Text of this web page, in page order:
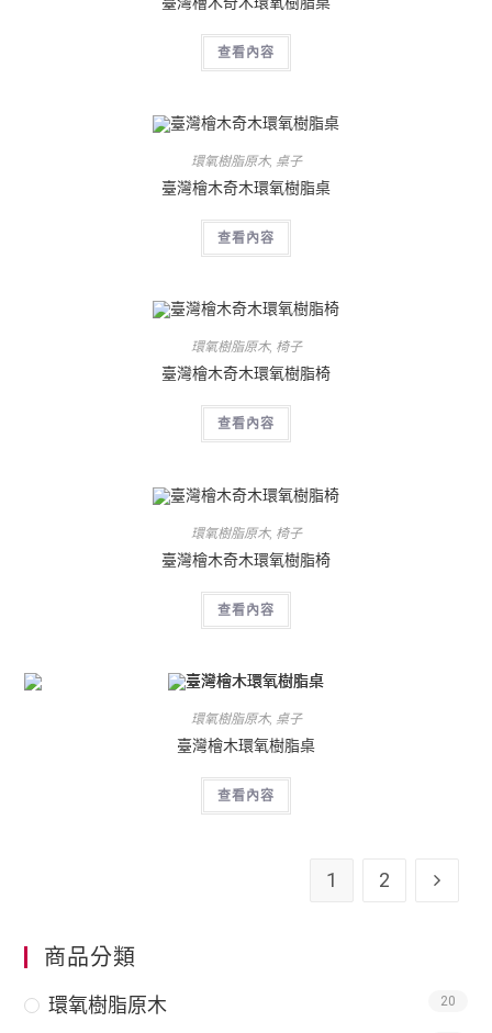
查看內容
環氧樹脂原木, 桌子
臺灣檜木奇木環氧樹脂桌
查看內容
環氧樹脂原木, 椅子
臺灣檜木奇木環氧樹脂椅
查看內容
環氧樹脂原木, 椅子
臺灣檜木奇木環氧樹脂椅
查看內容
環氧樹脂原木, 桌子
臺灣檜木環氧樹脂桌
查看內容
1 2
商品分類
環氧樹脂原木 20